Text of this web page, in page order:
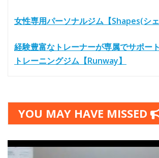
女性専用パーソナルジム【Shapes(シェ
経験豊富なトレーナーが専属でサポー
トレーニングジム【Runway】
YOU MAY HAVE MISSED